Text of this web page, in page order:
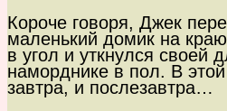
Короче говоря, Джек
маленький домик на
в угол и уткнулся своей
наморднике в пол. В
завтра, и послезавтра…